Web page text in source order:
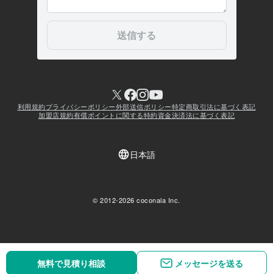
無料で見積り相談 メッセージを送る
無料で見積り相談 メッセージを送る